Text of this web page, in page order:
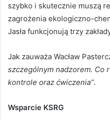
szybko i skutecznie muszą
zagrożenia ekologiczno-
Jasła funkcjonują trzy
Jak zauważa Wacław
szczególnym nadzorem. Co
kontrole oraz ćwiczenia”.
Wsparcie KSRG